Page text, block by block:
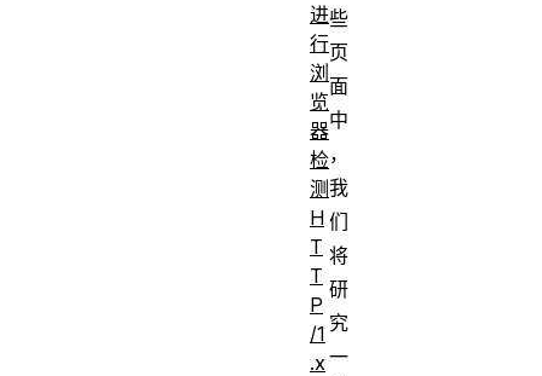
些
页
面
中
，
我
们
将
研
究
一
进
行
浏
览
器
检
测
H
T
T
P
/1
.x